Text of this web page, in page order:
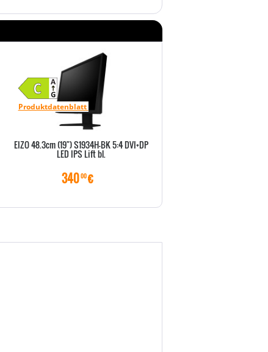
Produktdatenblatt
EIZO 48.3cm (19") S1934H-BK 5:4 DVI+DP
LED IPS Lift bl.
34000€